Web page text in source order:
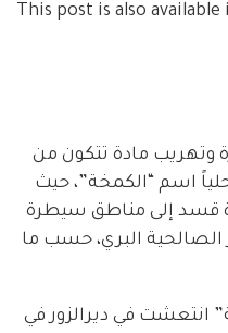
This post is also available
وتهريب مادة تتكون من
اسم “الكمخة”، حيث
قسد إلى مناطق سيطرة
الصالحية البري، حسب ما
انتعشت في ديرالزور في